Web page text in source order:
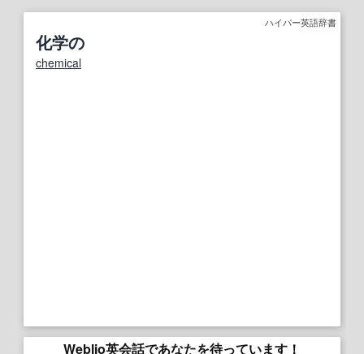
ハイパー英語辞書
化学の
chemical
Weblio英会話であなたを待っています！